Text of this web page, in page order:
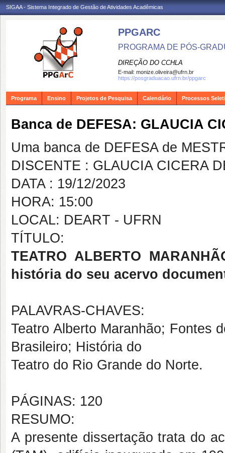
SIGAA - Sistema Integrado de Gestão de Atividades Acadêmicas
PPGARC
PROGRAMA DE PÓS-
DIREÇÃO DO CCHLA
E-mail: monize.oliveira@ufrn.br
https://posgraduacao.ufrn.br/ppgarc
Programa Ensino Projetos de Pesquisa Calendário Processos
Banca de DEFESA: GLAUCIA
Uma banca de DEFESA de
DISCENTE : GLAUCIA CICERA
DATA : 19/12/2023
HORA: 15:00
LOCAL: DEART - UFRN
TÍTULO:
TEATRO ALBERTO
história do seu acervo
PALAVRAS-CHAVES:
Teatro Alberto Maranhão; Fontes
Brasileiro; História do
Teatro do Rio Grande do Norte.
PÁGINAS: 120
RESUMO:
A presente dissertação trata do